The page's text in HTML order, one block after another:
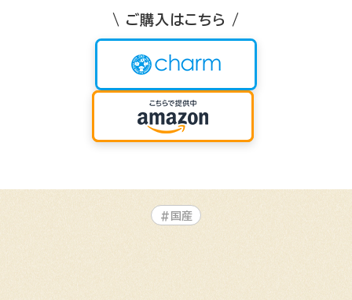
\ ご購入はこちら /
#国産